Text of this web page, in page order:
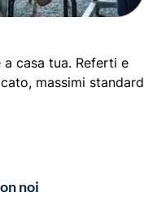
casa tua. Referti e
massimi standard
noi